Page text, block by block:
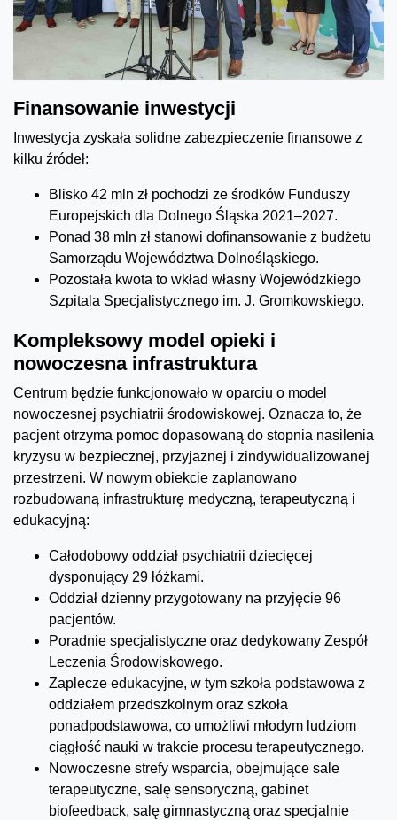
Finansowanie inwestycji
Inwestycja zyskała solidne zabezpieczenie finansowe z
kilku źródeł:
Blisko 42 mln zł pochodzi ze środków Funduszy
Europejskich dla Dolnego Śląska 2021–2027.
Ponad 38 mln zł stanowi dofinansowanie z budżetu
Samorządu Województwa Dolnośląskiego.
Pozostała kwota to wkład własny Wojewódzkiego
Szpitala Specjalistycznego im. J. Gromkowskiego.
Kompleksowy model opieki i
nowoczesna infrastruktura
Centrum będzie funkcjonowało w oparciu o model
nowoczesnej psychiatrii środowiskowej. Oznacza to, że
pacjent otrzyma pomoc dopasowaną do stopnia nasilenia
kryzysu w bezpiecznej, przyjaznej i zindywidualizowanej
przestrzeni. W nowym obiekcie zaplanowano
rozbudowaną infrastrukturę medyczną, terapeutyczną i
edukacyjną:
Całodobowy oddział psychiatrii dziecięcej
dysponujący 29 łóżkami.
Oddział dzienny przygotowany na przyjęcie 96
pacjentów.
Poradnie specjalistyczne oraz dedykowany Zespół
Leczenia Środowiskowego.
Zaplecze edukacyjne, w tym szkoła podstawowa z
oddziałem przedszkolnym oraz szkoła
ponadpodstawowa, co umożliwi młodym ludziom
ciągłość nauki w trakcie procesu terapeutycznego.
Nowoczesne strefy wsparcia, obejmujące sale
terapeutyczne, salę sensoryczną, gabinet
biofeedback, salę gimnastyczną oraz specjalnie